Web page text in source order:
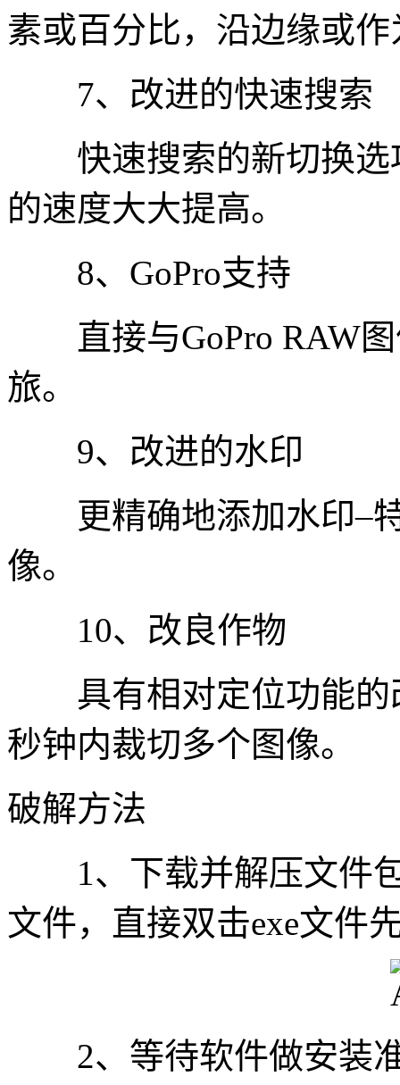
素或百分比，沿边缘或
7、改进的快速搜索
快速搜索的新切换选
的速度大大提高。
8、GoPro支持
直接与GoPro RAW图
旅。
9、改进的水印
更精确地添加水印–特
像。
10、改良作物
具有相对定位功能的
秒钟内裁切多个图像。
破解方法
1、下载并解压文件包
文件，直接双击exe文件
2、等待软件做安装准